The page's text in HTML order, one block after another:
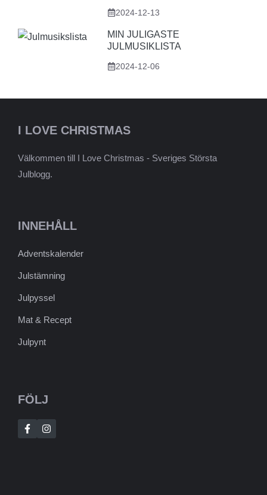
2024-12-13
MIN JULIGASTE
JULMUSIKLISTA
2024-12-06
I LOVE CHRISTMAS
Välkommen till I Love Christmas - Sveriges Största
Julblogg.
INNEHÅLL
Adventskalender
Julstämning
Julpyssel
Mat & Recept
Julpynt
FÖLJ